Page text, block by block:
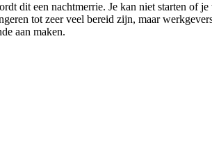
dit een nachtmerrie. Je kan niet starten of je
tot zeer veel bereid zijn, maar
aan maken.